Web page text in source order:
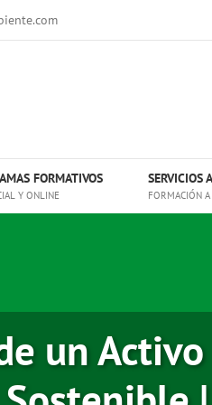
FORMATIVOS
Y ONLINE
SERVICIOS
FORMACIÓN
un